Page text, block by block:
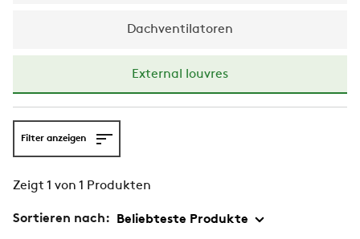
Dachventilatoren
External louvres
Filter anzeigen
Zeigt 1 von 1 Produkten
Sortieren nach: